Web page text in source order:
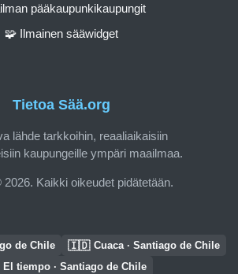
Tietoa Sää.org
lähde tarkkoihin, reaaliaikaisiin
kaupungeille ympäri maailmaa.
2026. Kaikki oikeudet pidätetään.
pääkaupunkikaupungit
🧩 Ilmainen sääwidget
de Chile 🇮🇩 Cuaca · Santiago de Chile
El tiempo · Santiago de Chile